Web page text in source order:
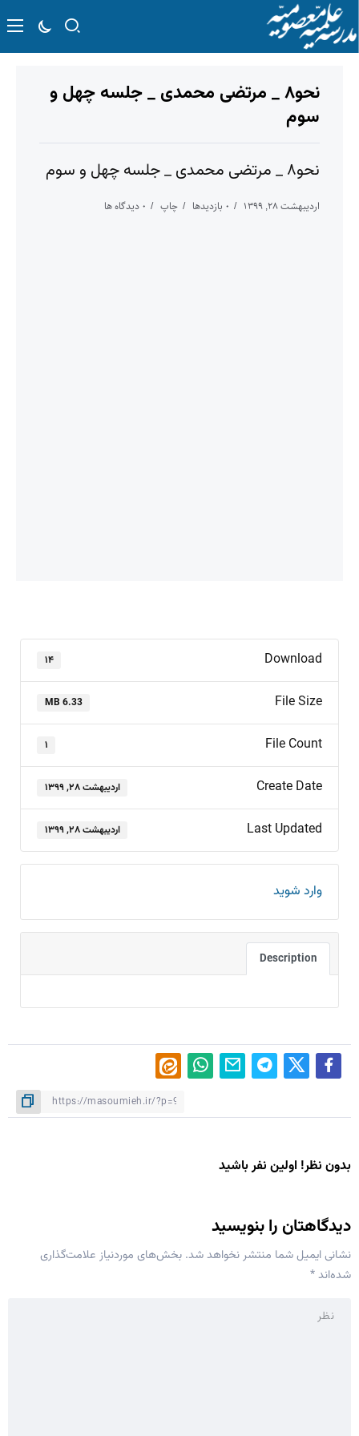
نحو۸ _ مرتضی محمدی _ جلسه چهل و
سوم
نحو۸ _ مرتضی محمدی _ جلسه چهل و سوم
اردیبهشت ۲۸, ۱۳۹۹ ۰ بازدیدها چاپ ۰ دیدگاه ها
Download ۱۴
File Size
6.33 MB
File Count ۱
Create Date اردیبهشت ۲۸, ۱۳۹۹
Last Updated اردیبهشت ۲۸, ۱۳۹۹
وارد شوید
Description
بدون نظر! اولین نفر باشید
دیدگاهتان را بنویسید
نشانی ایمیل شما منتشر نخواهد شد. بخش‌های موردنیاز علامت‌گذاری
شده‌اند*